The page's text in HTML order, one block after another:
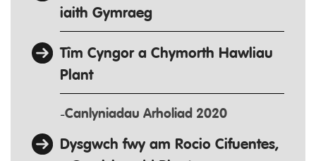
iaith Gymraeg
Tîm Cyngor a Chymorth Hawliau
Plant
Canlyniadau Arholiad 2020
Dysgwch fwy am Rocio Cifuentes,